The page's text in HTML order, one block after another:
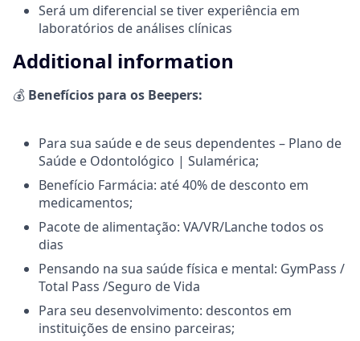
Será um diferencial se tiver experiência em
laboratórios de análises clínicas
Additional information
💰 Benefícios para os Beepers:
Para sua saúde e de seus dependentes – Plano de
Saúde e Odontológico | Sulamérica;
Benefício Farmácia: até 40% de desconto em
medicamentos;
Pacote de alimentação: VA/VR/Lanche todos os
dias
Pensando na sua saúde física e mental: GymPass /
Total Pass /Seguro de Vida
Para seu desenvolvimento: descontos em
instituições de ensino parceiras;